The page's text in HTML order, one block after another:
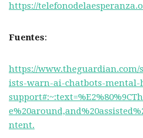
https://
Fuentes:
https://www.theguardian.com/
ists-warn-ai-chatbots-mental-
ntent.